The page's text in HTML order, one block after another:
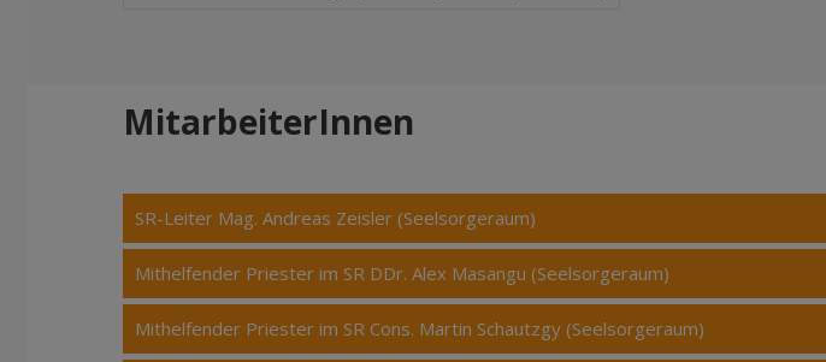
MitarbeiterInnen
SR-Leiter Mag. Andreas Zeisler (Seelsorgeraum)
Mithelfender Priester im SR DDr. Alex Masangu (Seelsorgeraum)
Mithelfender Priester im SR Cons. Martin Schautzgy (Seelsorgeraum)